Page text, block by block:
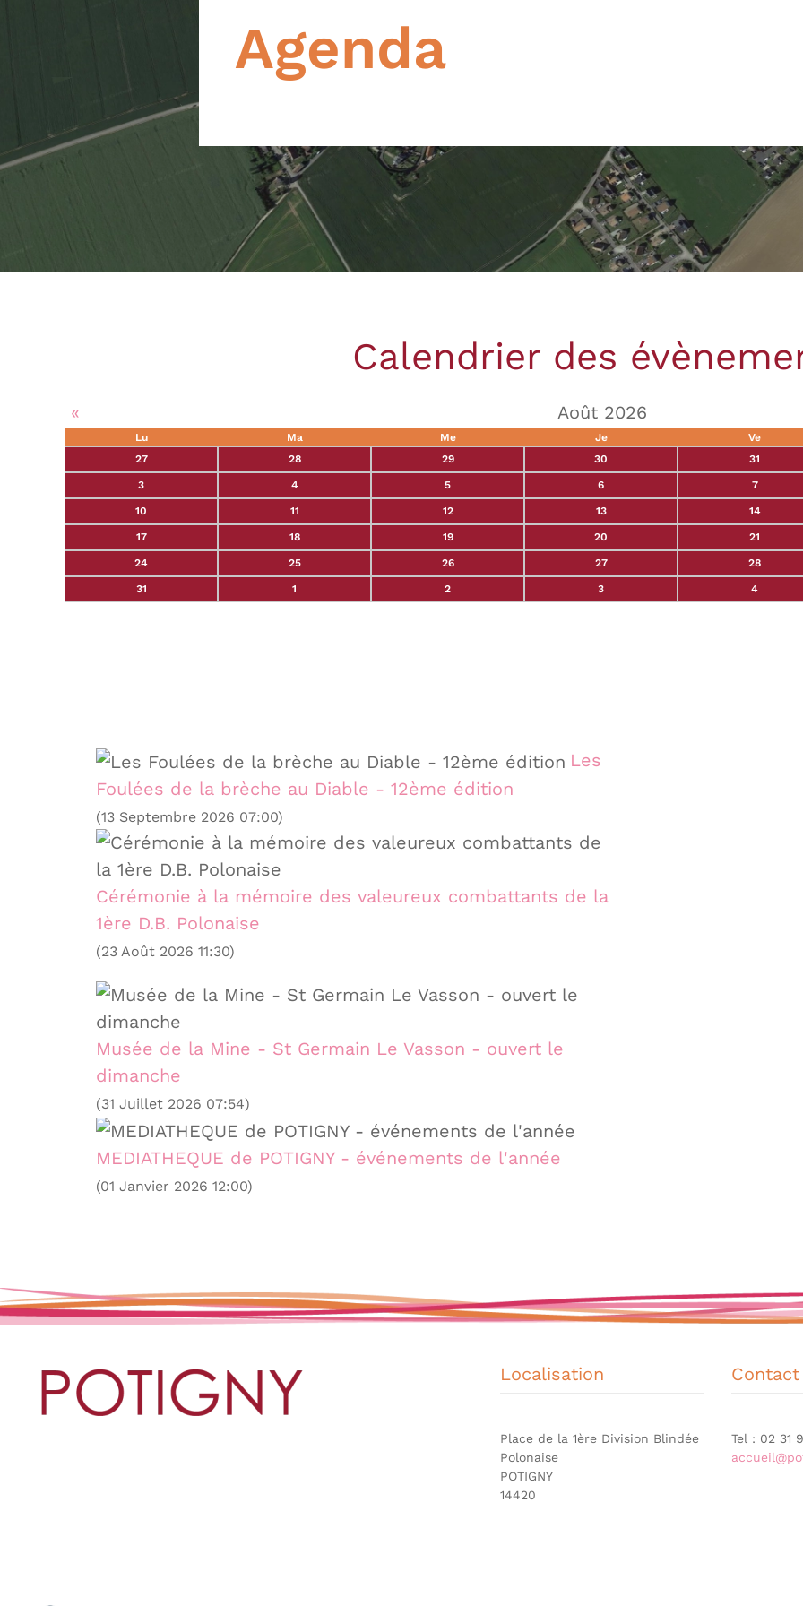
Agenda
Calendrier des
« Août 2026
Lu Ma Me Je
Ve
27
28 29 30 31
3 4 5 6 7
10 11 12 13 14
17 18 19 20 21
24 25 26 27 28
31 1 2 3 4
Les
Foulées de la brèche au Diable - 12ème édition
(13 Septembre 2026 07:00)
Cérémonie à la mémoire des valeureux combattants de la
1ère D.B. Polonaise
(23 Août 2026 11:30)
Musée de la Mine - St Germain Le Vasson - ouvert le
dimanche
(31 Juillet 2026 07:54)
MEDIATHEQUE de POTIGNY - événements de l'année
(01 Janvier 2026 12:00)
Localisation
Place de la 1ère Division Blindée
Polonaise
POTIGNY
14420
Contact
Tel : 02 31